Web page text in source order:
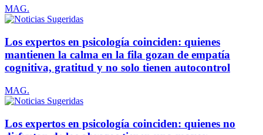
MAG.
Los expertos en psicología coinciden: quienes
mantienen la calma en la fila gozan de empatía
cognitiva, gratitud y no solo tienen autocontrol
MAG.
Los expertos en psicología coinciden: quienes no